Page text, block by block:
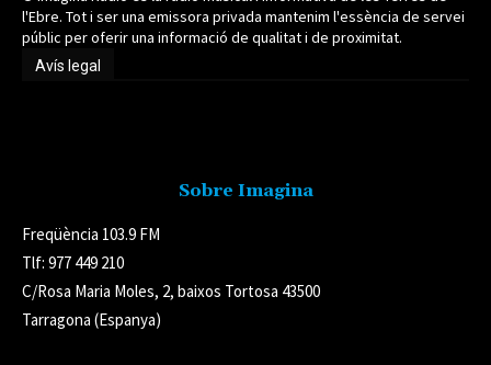
l'Ebre. Tot i ser una emissora privada mantenim l'essència de servei
públic per oferir una informació de qualitat i de proximitat.
Avís legal
Sobre Imagina
Freqüència 103.9 FM
Tlf: 977 449 210
C/Rosa Maria Moles, 2, baixos Tortosa 43500
Tarragona (Espanya)